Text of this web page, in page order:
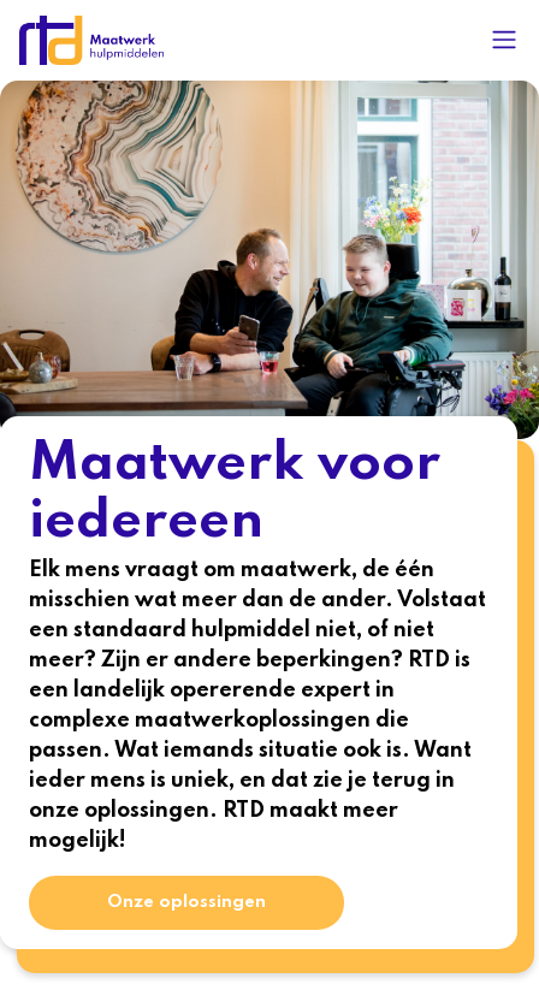
Maatwerk voor
iedereen
Elk mens vraagt om maatwerk, de één
misschien wat meer dan de ander. Volstaat
een standaard hulpmiddel niet, of niet
meer? Zijn er andere beperkingen? RTD is
een landelijk opererende expert in
complexe maatwerkoplossingen die
passen. Wat iemands situatie ook is. Want
ieder mens is uniek, en dat zie je terug in
onze oplossingen. RTD maakt meer
mogelijk!
Onze oplossingen